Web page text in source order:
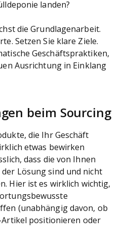
landen?
die Grundlagenarbeit.
Setzen Sie klare Ziele.
Geschäftspraktiken,
Ausrichtung in Einklang
beim Sourcing
die Ihr Geschäft
etwas bewirken
dass die von Ihnen
Lösung sind und nicht
Hier ist es wirklich wichtig,
(unabhängig davon, ob
Artikel positionieren oder